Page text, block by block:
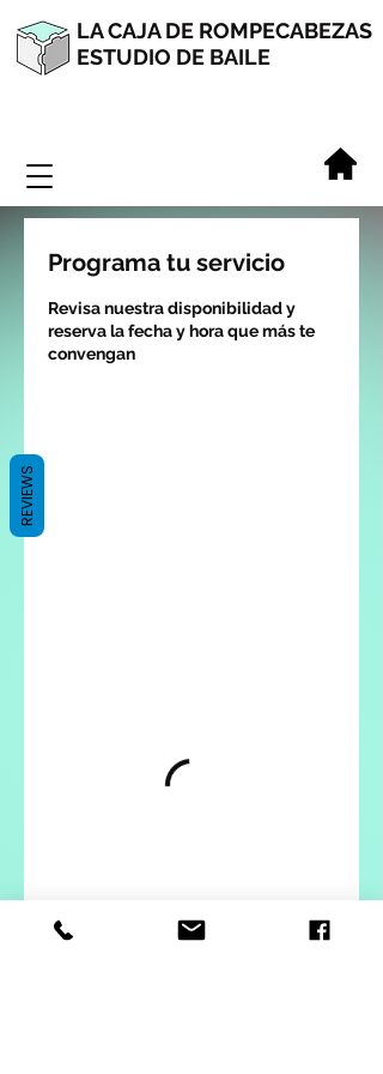
ESTUDIO DE BAILE
LA CAJA DE ROMPECABEZAS
Programa tu servicio
Revisa nuestra disponibilidad y
reserva la fecha y hora que más te
convengan
REVIEWS